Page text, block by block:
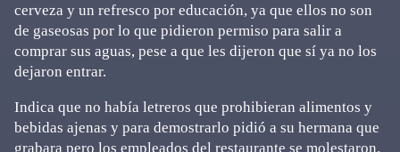
cerveza y un refresco por educación, ya que ellos no son
de gaseosas por lo que pidieron permiso para salir a
comprar sus aguas, pese a que les dijeron que sí ya no los
dejaron entrar.
Indica que no había letreros que prohibieran alimentos y
bebidas ajenas y para demostrarlo pidió a su hermana que
grabara pero los empleados del restaurante se molestaron.